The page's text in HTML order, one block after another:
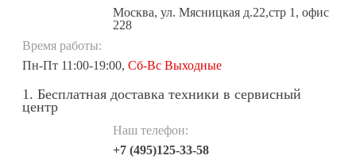
Москва, ул. Мясницкая д.22,стр 1, офис
228
Время работы:
Пн-Пт 11:00-19:00, Сб-Вс Выходные
1. Бесплатная доставка техники в сервисный
центр
Наш телефон:
+7 (495)125-33-58